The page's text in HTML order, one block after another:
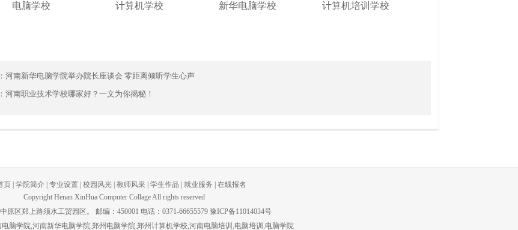
电脑学校 计算机学校 新华电脑学校 计算机培训学校
河南新华电脑学院举办院长座谈会 零距离倾听学生心声
河南职业技术学校哪家好？一文为你揭秘！
页 学院简介 专业设置 校园风光 教师风采 学生作品 就业服务
在线报名
Copyright Henan XinHua Computer Collage All rights reserved
原区郑上路须水工贸园区。 邮编：450001 电话：0371-66655579 豫ICP备11014034号
脑学院,河南新华电脑学院,郑州电脑学院,郑州计算机学校,河南电脑培训,电脑培训,电脑学院